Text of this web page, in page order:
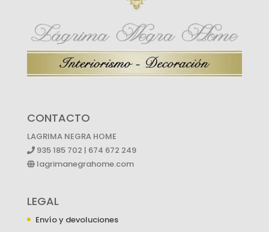
CONTACTO
LAGRIMA NEGRA HOME
935 185 702 | 674 672 249
lagrimanegrahome.com
LEGAL
Envío y devoluciones